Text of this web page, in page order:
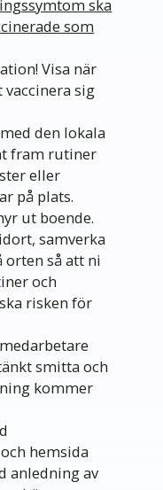
ska
som
Visa när
sig
den lokala
fram rutiner
eller
på plats.
ut boende.
samverka
orten så att ni
och
risken för
smitta och
kommer
hemsida
anledning av